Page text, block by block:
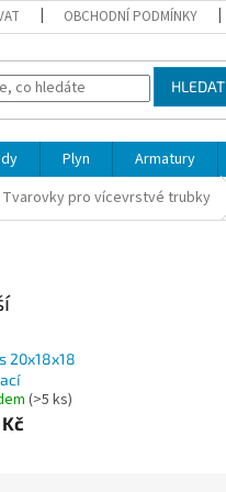
OBCHODNÍ PODMÍNKY
HLEDAT
Plyn Armatury
Tvarovky pro vícevrstvé trubky
20x18x18
(>5 ks)